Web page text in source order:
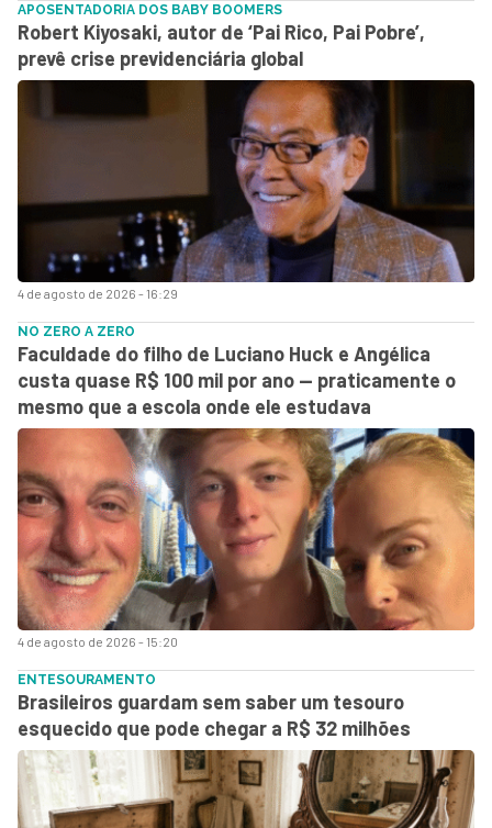
4 de agosto de 2026 - 16:29
APOSENTADORIA DOS BABY BOOMERS
Robert Kiyosaki, autor de ‘Pai Rico, Pai Pobre’,
prevê crise previdenciária global
4 de agosto de 2026 - 15:20
NO ZERO A ZERO
Faculdade do filho de Luciano Huck e Angélica
custa quase R$ 100 mil por ano — praticamente o
mesmo que a escola onde ele estudava
ENTESOURAMENTO
Brasileiros guardam sem saber um tesouro
esquecido que pode chegar a R$ 32 milhões